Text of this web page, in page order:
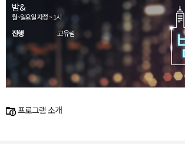
밤&
월~일요일 자정 ~ 1시
진행 고유림
프로그램 소개